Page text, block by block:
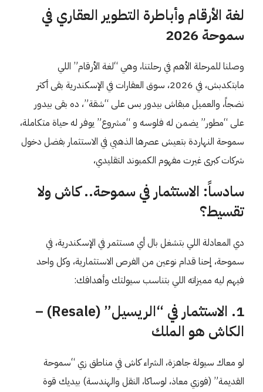
لغة الأرقام وأباطرة التطوير العقاري في
سموحة 2026
وصلنا للمرحلة الأهم في رحلتنا، وهي “لغة الأرقام” اللي
مابتكدبش، في 2026، سوق العقارات في الإسكندرية بقى أكثر
نضجاً، والعميل مبقاش بيدور بس على “شقة”، ده بقى بيدور
على “مطور” يضمن له فلوسه و “مشروع” يوفر له حياة متكاملة،
سموحة النهاردة بتعيش عصرها الذهبي في الاستثمار بفضل دخول
شركات كبرى غيرت مفهوم الكمبوند التقليدي،
سادساً: الاستثمار في سموحة.. كاش ولا
تقسيط؟
دي المعادلة اللي بتشغل بال أي مستثمر في الإسكندرية، في
سموحة، إحنا قدام نوعين من الفرص الاستثمارية، وكل واحد
فيهم ليه مميزاته اللي بتناسب سيولتك وأهدافك:
1. الاستثمار في “الريسيل” (Resale) –
الكاش هو الملك
لو معاك سيولة جاهزة، الشراء كاش في مناطق زي “سموحة
القديمة” (فوزي معاذ، لوساكا، النقل والهندسة) بيديك قوة